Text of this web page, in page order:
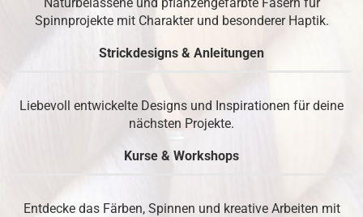
Spinnprojekte mit Charakter und besonderer Haptik.
Strickdesigns & Anleitungen
Liebevoll entwickelte Designs und Inspirationen für deine
nächsten Projekte.
Kurse & Workshops
Entdecke das Färben, Spinnen und kreative Arbeiten mit